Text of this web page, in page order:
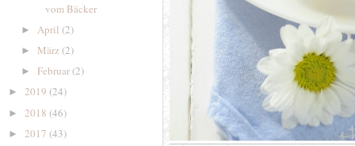
vom Bäcker
► April (2)
► März(2)
► Februar(2)
► 2019 (24)
► 2018 (46)
► 2017 (43)